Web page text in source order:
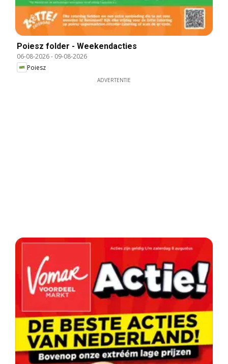
Poiesz folder - Weekendacties
06-08-2026- 09-08-2026
Poiesz
ADVERTENTIE